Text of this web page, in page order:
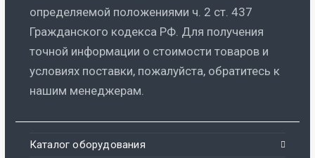
определяемой положениями ч. 2 ст. 437
Гражданского кодекса РФ. Для получения
точной информации о стоимости товаров и
условиях поставки, пожалуйста, обратитесь к
нашим менеджерам.
Каталог оборудования